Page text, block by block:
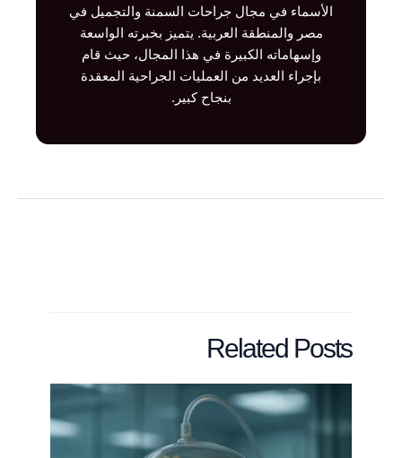
الأسماء في مجال جراحات السمنة والتجميل في
مصر والمنطقة العربية. يتميز بخبرته الواسعة
وإسهاماته الكبيرة في هذا المجال، حيث قام
بإجراء العديد من العمليات الجراحية المعقدة
بنجاح كبير.
Related Posts